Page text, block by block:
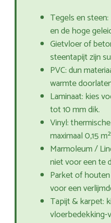
Tegels en
en de hoge
Gietvloer of
steentapijt zijn
PVC: dun
warmte
Laminaat: kies
tot 10 mm dik.
Vinyl:
maximaal 0,15
Marmoleum /
niet voor een te
Parket of
voor een
Tapijt & karpet:
vloerbedekking-